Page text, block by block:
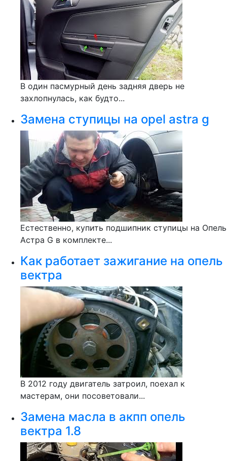
В один пасмурный день задняя дверь не
захлопнулась, как будто...
Замена ступицы на opel astra g
Естественно, купить подшипник ступицы на Опель
Астра G в комплекте...
Как работает зажигание на опель
вектра
В 2012 году двигатель затроил, поехал к
мастерам, они посоветовали...
Замена масла в акпп опель
вектра 1.8